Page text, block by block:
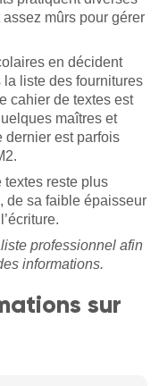
assez mûrs pour gérer
en décident
la liste des fournitures
cahier de textes est
maîtres et
dernier est parfois
textes reste plus
de sa faible épaisseur
professionnel afin
informations.
sur